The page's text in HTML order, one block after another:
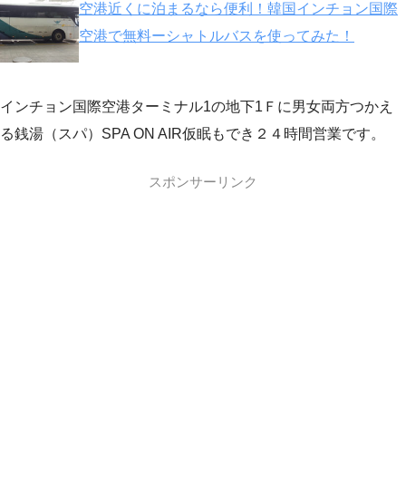
空港近くに泊まるなら便利！韓国インチョン国際
空港で無料ーシャトルバスを使ってみた！
インチョン国際空港ターミナル1の地下1Ｆに男女両方つかえ
る銭湯（スパ）SPA ON AIR仮眠もでき２４時間営業です。
スポンサーリンク